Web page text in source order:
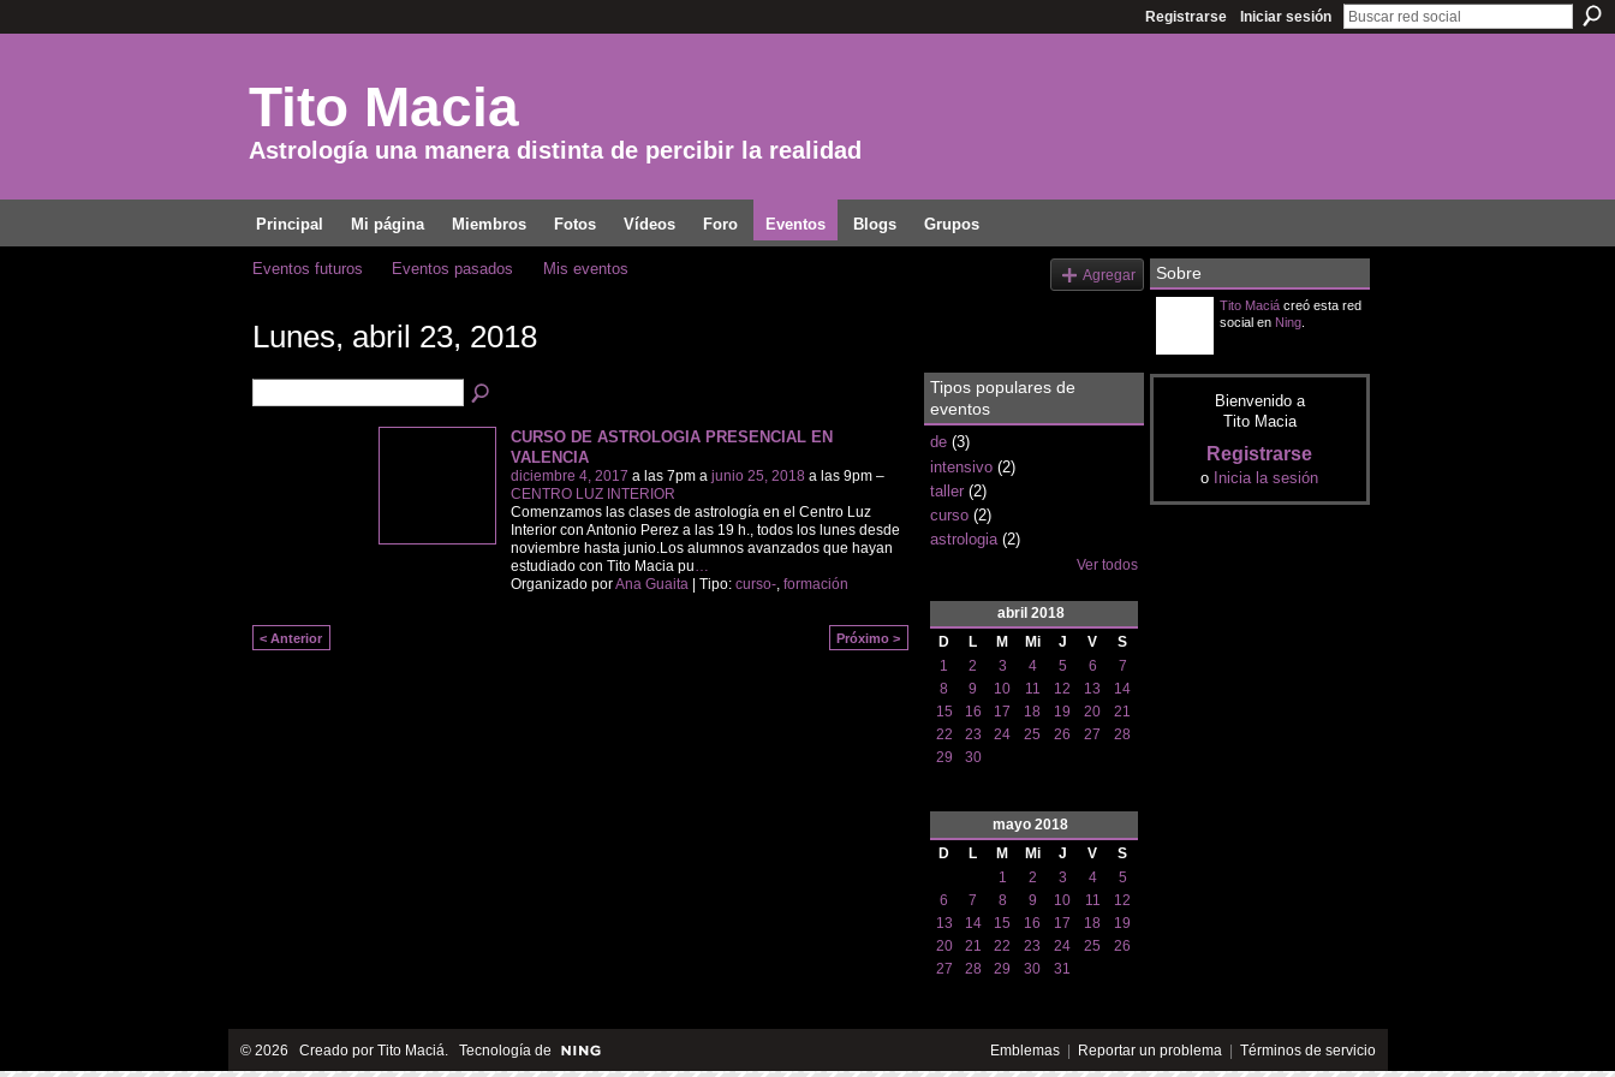
Registrarse Iniciar sesión
Tito Macia
Astrología una manera distinta de percibir la realidad
Principal Mi página Miembros Fotos Vídeos Foro Eventos Blogs Grupos
Eventos futuros Eventos pasados Mis eventos Agregar
Lunes, abril 23, 2018
CURSO DE ASTROLOGIA PRESENCIAL EN
VALENCIA
diciembre 4, 2017 a las 7pm a junio 25, 2018 a las 9pm –
CENTRO LUZ INTERIOR
Comenzamos las clases de astrología en el Centro Luz
Interior con Antonio Perez a las 19 h., todos los lunes desde
noviembre hasta junio. ​ Los alumnos avanzados que hayan
estudiado con Tito Macia pu
Organizado porAna Guaita | Tipo: curso-, formación
< Anterior Próximo >
Tipos populares de
eventos
de(3)
intensivo(2)
taller(2)
curso(2)
astrologia(2)
Ver todos
abril 2018
D
L M Mi J V
S
1
2 3 4 5 6
7
8
9 10 11 12 13
14
15
16 17 18 19 20
21
22
23 24 25 26 27
28
29
30
mayo 2018
D
L M Mi J V
S
1
2 3 4
5
6
7 8 9 10 11
12
13
14 15 16 17 18
19
20
21 22 23 24 25
26
27
28 29 30 31
Sobre
Tito Maciácreó esta red
social en Ning.
Bienvenido a
Tito Macia
Registrarse
o Inicia la sesión
© 2026 Creado por Tito Maciá. Tecnología de Emblemas| Reportar un problema| Términos de servicio